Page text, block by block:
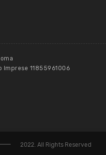
Imprese 11855961006
2022. All Rights Reserved